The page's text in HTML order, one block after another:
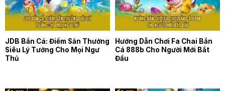
JDB Bắn Cá: Điểm Săn Thưởng
Siêu Lý Tưởng Cho Mọi Ngư
Thủ
Hướng Dẫn Chơi Fa Chai Bắn
Cá 888b Cho Người Mới Bắt
Đầu